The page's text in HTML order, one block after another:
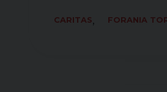
CARITAS,
FORANIA